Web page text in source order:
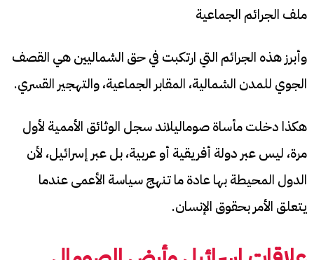
ملف الجرائم الجماعية
وأبرز هذه الجرائم التي ارتكبت في حق الشماليين هي القصف
الجوي للمدن الشمالية، المقابر الجماعية، والتهجير القسري.
هكذا دخلت مأساة صوماليلاند سجل الوثائق الأممية لأول
مرة، ليس عبر دولة أفريقية أو عربية، بل عبر إسرائيل، لأن
الدول المحيطة بها عادة ما تنهج سياسة الأعمى عندما
يتعلق الأمر بحقوق الإنسان.